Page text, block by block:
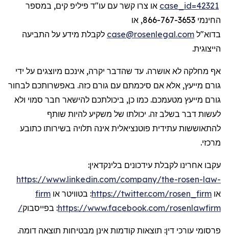
case_id=42321 או צרו קשר עם עו"ד פיליפ קים, במספר
החינמי 866-767-3653, או
בדוא"ל case@rosenlegal.com לקבלת מידע על התביעה
הייצוגית.
אף מחלקה לא אושרה. עד שהדבר יקרה, אינכם מיוצגים על ידי
גורם מייעץ, אלא אם סיכמתם עם גורם כזה. באפשרותכם לבחור
גורם מייעץ מטעמכם. כמו כן, ביכולתכם להישאר חבר סמוי ולא
לעשות דבר בשלב זה. יכולתו של משקיע להיות שותף
להתאוששות עתידית פוטנציאלית אינה תלויה בשירותו כתובע
מרכזי.
עקבו אחרינו לקבלת עידכונים בלינקדאין:
https://www.linkedin.com/company/the-rosen-law-
firm או בטוויטר :https://twitter.com/rosen_firm או
בפייסבוק :https://www.facebook.com/rosenlawfirm/
פרסומי עורכי דין: תוצאות קודמות אינן מבטיחות תוצאה דומה.